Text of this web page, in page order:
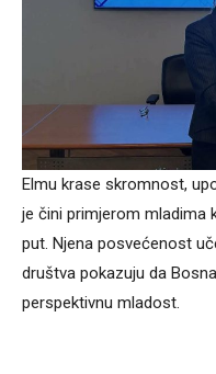
Elmu krase skromnost,
je čini primjerom mladima
put. Njena posvećenost
društva pokazuju da
perspektivnu mladost.